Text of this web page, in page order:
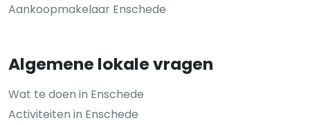
Aankoopmakelaar Enschede
Algemene lokale vragen
Wat te doen in Enschede
Activiteiten in Enschede